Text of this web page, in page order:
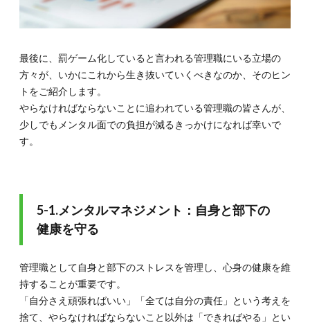
最後に、罰ゲーム化していると言われる管理職にいる立場の
方々が、いかにこれから生き抜いていくべきなのか、そのヒン
トをご紹介します。
やらなければならないことに追われている管理職の皆さんが、
少しでもメンタル面での負担が減るきっかけになれば幸いで
す。
5-1.メンタルマネジメント：自身と部下の
健康を守る
管理職として自身と部下のストレスを管理し、心身の健康を維
持することが重要です。
「自分さえ頑張ればいい」「全ては自分の責任」という考えを
捨て、やらなければならないこと以外は「できればやる」とい